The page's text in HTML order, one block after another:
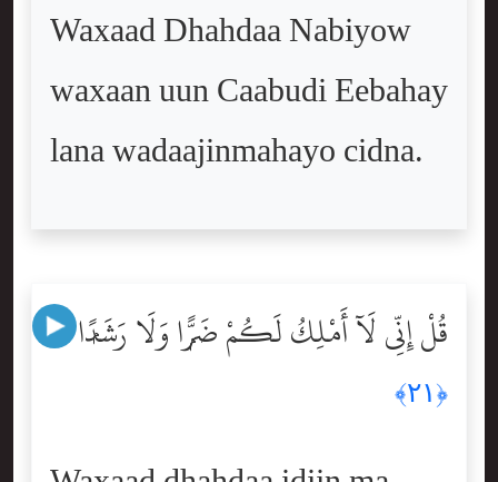
Waxaad Dhahdaa Nabiyow
waxaan uun Caabudi Eebahay
lana wadaajinmahayo cidna.
قُلْ إِنِّى لَآ أَمْلِكُ لَكُمْ ضَرًّۭا وَلَا رَشَدًۭا
﴿٢١﴾